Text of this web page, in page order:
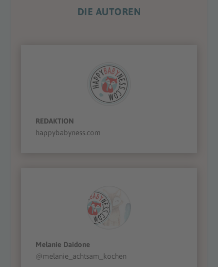
DIE AUTOREN
REDAKTION
happybabyness.com
Melanie Daidone
@melanie_achtsam_kochen